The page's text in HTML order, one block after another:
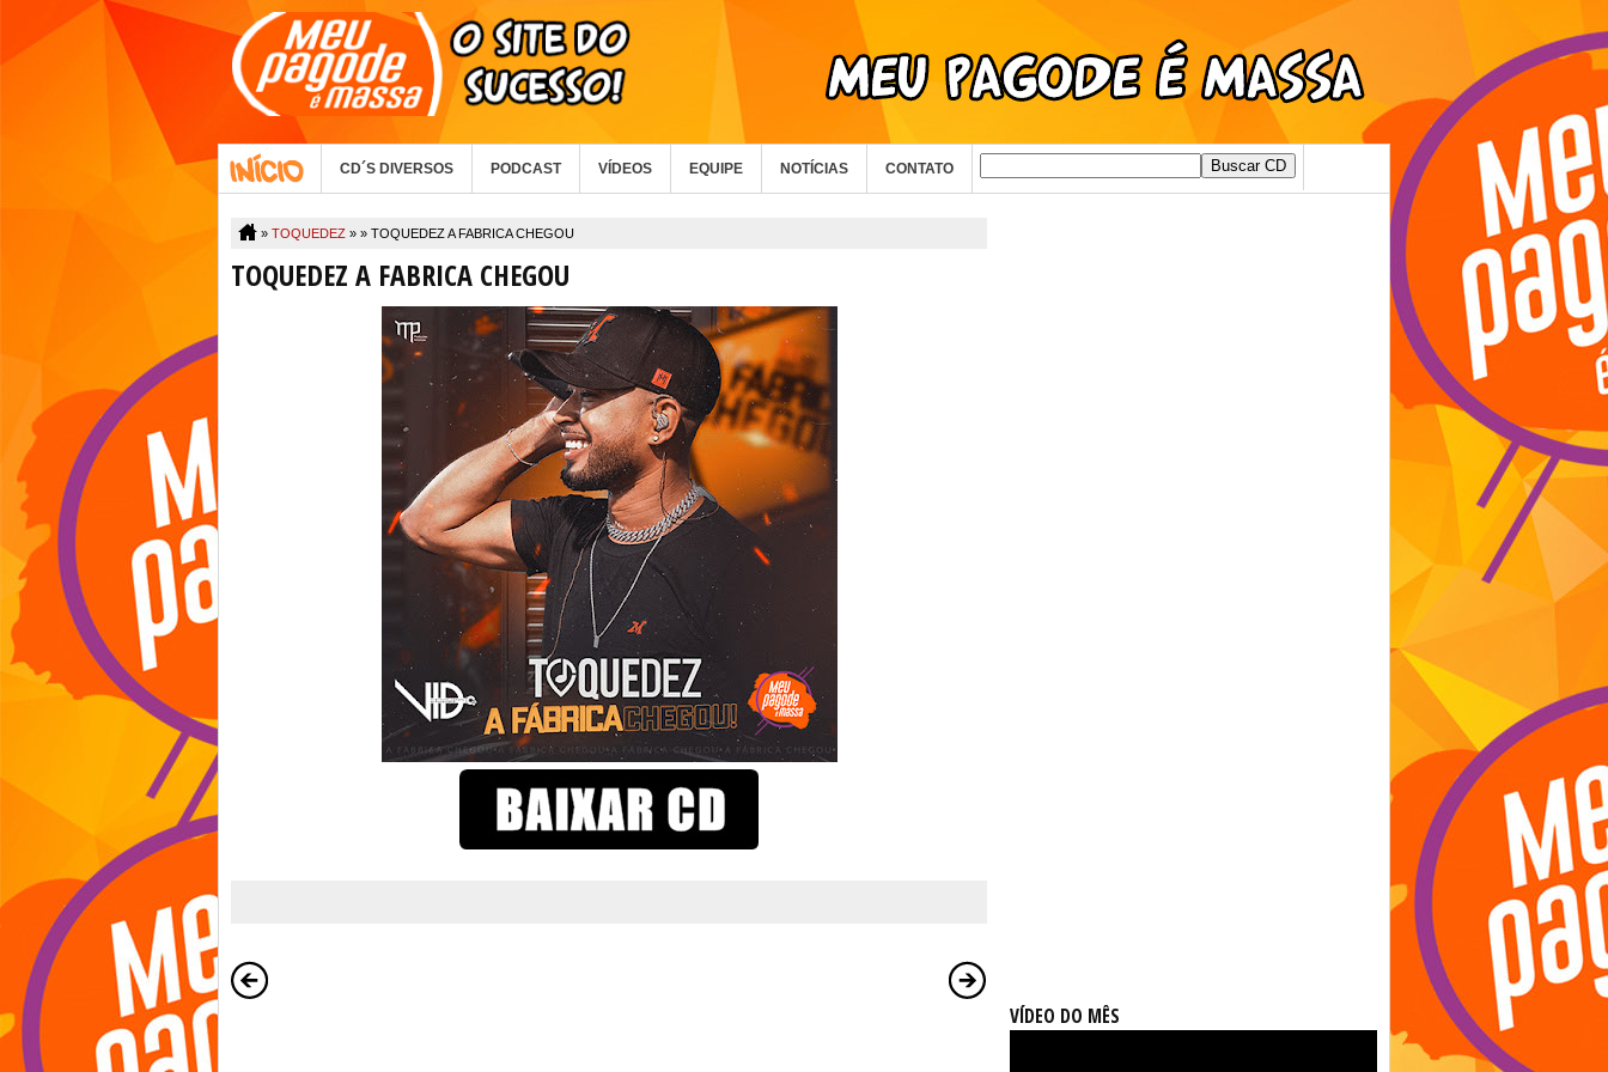
CD´S DIVERSOS PODCAST VÍDEOS EQUIPE NOTÍCIAS CONTATO
» TOQUEDEZ » » TOQUEDEZ A FABRICA CHEGOU
TOQUEDEZ A FABRICA CHEGOU
VÍDEO DO MÊS